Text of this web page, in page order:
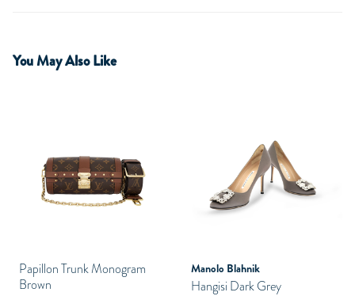
You May Also Like
Papillon Trunk Monogram
Brown
Manolo Blahnik
Hangisi Dark Grey